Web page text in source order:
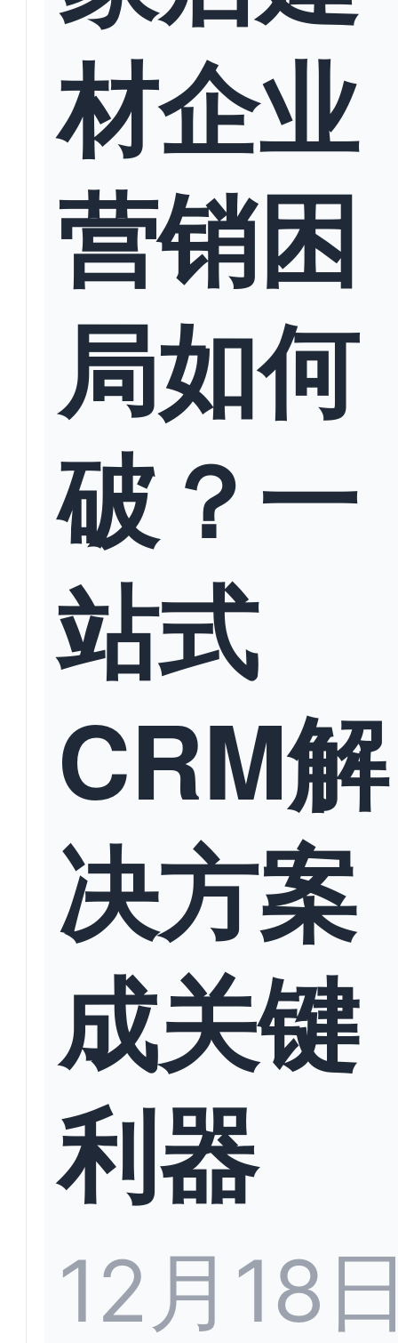
材企业
营销困
局如何
破？一
站式
CRM解
决方案
成关键
利器
12月18